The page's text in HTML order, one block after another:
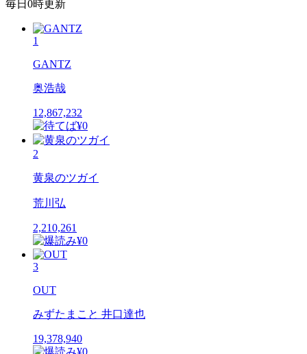
毎日 0時更新
1
GANTZ
奥浩哉
12,867,232
2
黄泉のツガイ
荒川弘
2,210,261
3
OUT
みずたまこと 井口達也
19,378,940